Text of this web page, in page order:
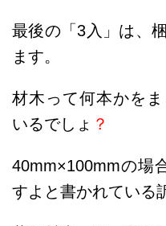
最後の「3入」は、
ます。
材木って何本かを
いるでしょ ？
40mm×100mmの場
すよと書かれている